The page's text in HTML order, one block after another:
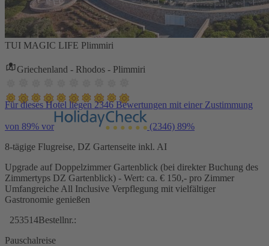
TUI MAGIC LIFE Plimmiri
Griechenland - Rhodos - Plimmiri
Für dieses Hotel liegen 2346 Bewertungen mit einer Zustimmung
von 89% vor (2346) 89%
8-tägige Flugreise, DZ Gartenseite inkl. AI
Upgrade auf Doppelzimmer Gartenblick (bei direkter Buchung des
Zimmertyps DZ Gartenblick) - Wert: ca. € 150,- pro Zimmer
Umfangreiche All Inclusive Verpflegung mit vielfältiger
Gastronomie genießen
253514Bestellnr.:
Pauschalreise